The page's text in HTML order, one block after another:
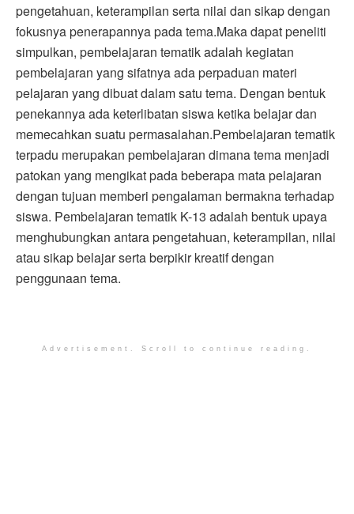
pengetahuan, keterampilan serta nilai dan sikap dengan
fokusnya penerapannya pada tema.Maka dapat peneliti
simpulkan, pembelajaran tematik adalah kegiatan
pembelajaran yang sifatnya ada perpaduan materi
pelajaran yang dibuat dalam satu tema. Dengan bentuk
penekannya ada keterlibatan siswa ketika belajar dan
memecahkan suatu permasalahan.Pembelajaran tematik
terpadu merupakan pembelajaran dimana tema menjadi
patokan yang mengikat pada beberapa mata pelajaran
dengan tujuan memberi pengalaman bermakna terhadap
siswa. Pembelajaran tematik K-13 adalah bentuk upaya
menghubungkan antara pengetahuan, keterampilan, nilai
atau sikap belajar serta berpikir kreatif dengan
penggunaan tema.
Advertisement. Scroll to continue reading.